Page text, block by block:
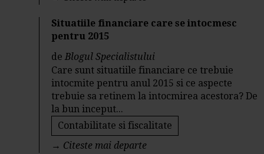
Situatiile financiare care se intocmesc
pentru 2015
deBlogul Specialistului
Care sunt situatiile financiare ce trebuie
intocmite pentru anul 2015 si ce aspecte
trebuie sa retinem la intocmirea acestora? De
la bun inceput...
Contabilitate si fiscalitate
→ Citeste mai departe